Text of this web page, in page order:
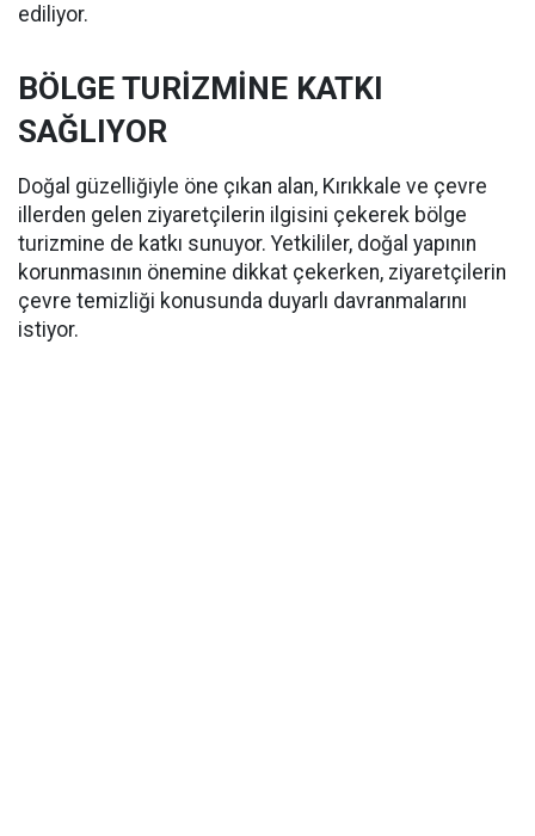
ediliyor.
BÖLGE TURİZMİNE KATKI
SAĞLIYOR
Doğal güzelliğiyle öne çıkan alan, Kırıkkale ve çevre
illerden gelen ziyaretçilerin ilgisini çekerek bölge
turizmine de katkı sunuyor. Yetkililer, doğal yapının
korunmasının önemine dikkat çekerken, ziyaretçilerin
çevre temizliği konusunda duyarlı davranmalarını
istiyor.